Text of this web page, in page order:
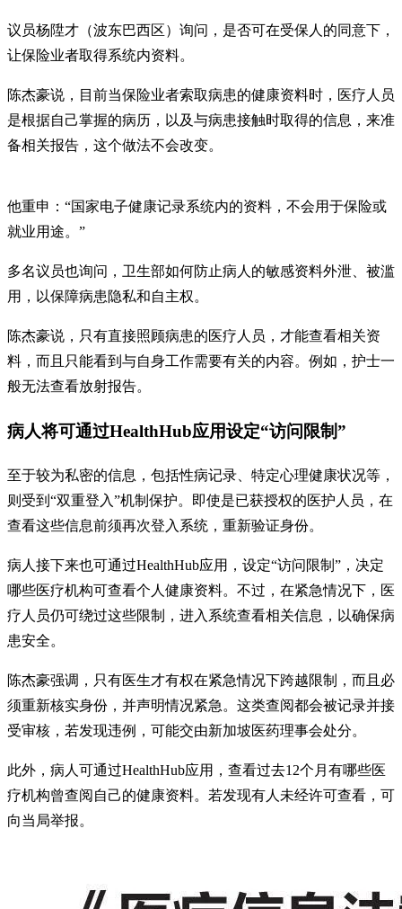
议员杨陞才（波东巴西区）询问，是否可在受保人的同意下，
让保险业者取得系统内资料。
陈杰豪说，目前当保险业者索取病患的健康资料时，医疗人员
是根据自己掌握的病历，以及与病患接触时取得的信息，来准
备相关报告，这个做法不会改变。
他重申：“国家电子健康记录系统内的资料，不会用于保险或
就业用途。”
多名议员也询问，卫生部如何防止病人的敏感资料外泄、被滥
用，以保障病患隐私和自主权。
陈杰豪说，只有直接照顾病患的医疗人员，才能查看相关资
料，而且只能看到与自身工作需要有关的内容。例如，护士一
般无法查看放射报告。
病人将可通过HealthHub应用设定“访问限制”
至于较为私密的信息，包括性病记录、特定心理健康状况等，
则受到“双重登入”机制保护。即使是已获授权的医护人员，在
查看这些信息前须再次登入系统，重新验证身份。
病人接下来也可通过HealthHub应用，设定“访问限制”，决定
哪些医疗机构可查看个人健康资料。不过，在紧急情况下，医
疗人员仍可绕过这些限制，进入系统查看相关信息，以确保病
患安全。
陈杰豪强调，只有医生才有权在紧急情况下跨越限制，而且必
须重新核实身份，并声明情况紧急。这类查阅都会被记录并接
受审核，若发现违例，可能交由新加坡医药理事会处分。
此外，病人可通过HealthHub应用，查看过去12个月有哪些医
疗机构曾查阅自己的健康资料。若发现有人未经许可查看，可
向当局举报。